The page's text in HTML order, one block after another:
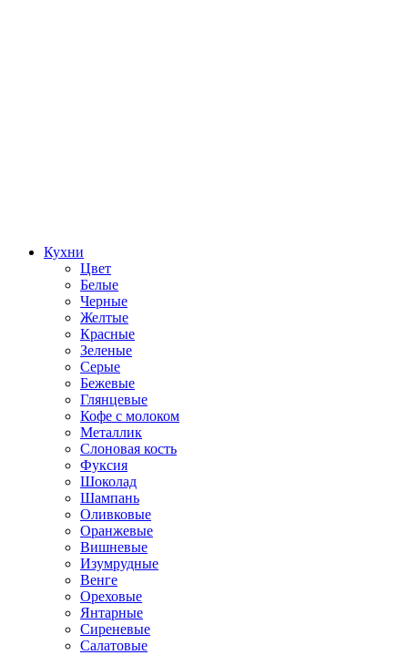
Кухни
Цвет
Белые
Черные
Желтые
Красные
Зеленые
Серые
Бежевые
Глянцевые
Кофе с молоком
Металлик
Слоновая кость
Фуксия
Шоколад
Шампань
Оливковые
Оранжевые
Вишневые
Изумрудные
Венге
Ореховые
Янтарные
Сиреневые
Салатовые